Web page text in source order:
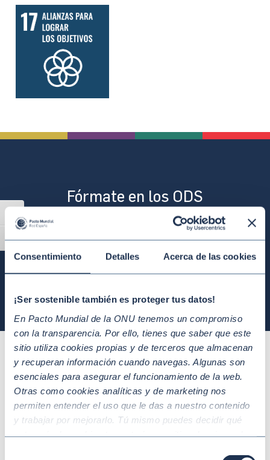
Consentimiento Detalles Acerca de las cookies
¡Ser sostenible también es proteger tus datos!
En Pacto Mundial de la ONU tenemos un compromiso
con la transparencia. Por ello, tienes que saber que este
sitio utiliza cookies propias y de terceros que almacenan
y recuperan información cuando navegas. Algunas son
esenciales para asegurar el funcionamiento de la web.
Otras como cookies analíticas y de marketing nos
permiten entender el uso que le das a nuestro contenido
y trabajar por mejorarlo. Tú mismo puedes decidir qué
Alternar alto contraste
Alternar tamaño de letra
Fórmate en los ODS
Hazte con nuestra píldora formativa gratuita sobre
los ODS
Acceder
Eleva tu ambición
Participa en nuestras iniciativas internacionales
de impacto
El Pacto Mundial de Naciones Unidas pone a disposición